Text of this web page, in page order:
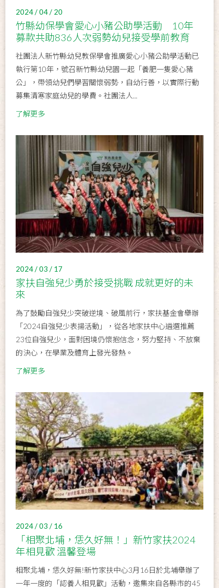
2024 / 04 / 20
竹縣幼保學會愛心小豬公助學活動 10年
募款共助836人次弱勢幼兒接受學前教育
社團法人新竹縣幼兒教保學會推廣愛心小豬公助學活動已
執行第10年，號召新竹縣幼兒園一起「養肥一隻愛心豬
公」，帶領幼兒們學習關懷弱勢，自幼行善，以實際行動
募集清寒家庭幼兒的學費。社團法人...
了解更多
2024 / 03 / 17
家扶自強兒少勇於接受挑戰 成就更好的未
來
為了鼓勵自強兒少突破逆境、破風前行，家扶基金會舉辦
「2024自強兒少表揚活動」，從各地家扶中心遴選推薦
23位自強兒少，面對困境仍懷抱信念，努力堅持、不放棄
的決心，在學業及體育上發光發熱。
了解更多
2024 / 03 / 16
「相聚北埔，恁久好無！」新竹家扶2024
年相見歡 溫馨登場
相聚北埔，恁久好無!新竹家扶中心3月16日於北埔舉辦了
一年一度的「認養人相見歡」活動，邀集來自各縣市的45